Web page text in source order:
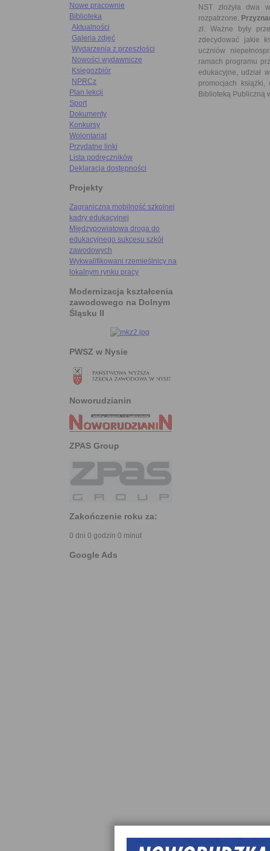
Nowe pracownie
Biblioteka
Aktualności
Galeria zdjęć
Wydarzenia z przeszłości
Nowości wydawnicze
Księgozbiór
NPRCz
Plan lekcji
Sport
Dokumenty
Konkursy
Wolontariat
Przydatne linki
Lista podręczników
Deklaracja dostępności
Projekty
Zagraniczna mobilność szkolnej
kadry edukacyjnej
Międzypowiatowa droga do
edukacyjnego sukcesu szkół
zawodowych
Wykwalifikowani rzemieślnicy na
lokalnym rynku pracy
Modernizacja kształcenia
zawodowego na Dolnym
Śląsku II
PWSZ w Nysie
Noworudzianin
ZPAS Group
Zakończenie roku za:
0 dni 0 godzin 0 minut
Google Ads
NST złożyła dwa
rozpatrzone.
zł. Ważne były
zdecydować jakie
uczniów
ramach programu
edukacyjne, udział
promocjach książki,
Biblioteką Publiczną